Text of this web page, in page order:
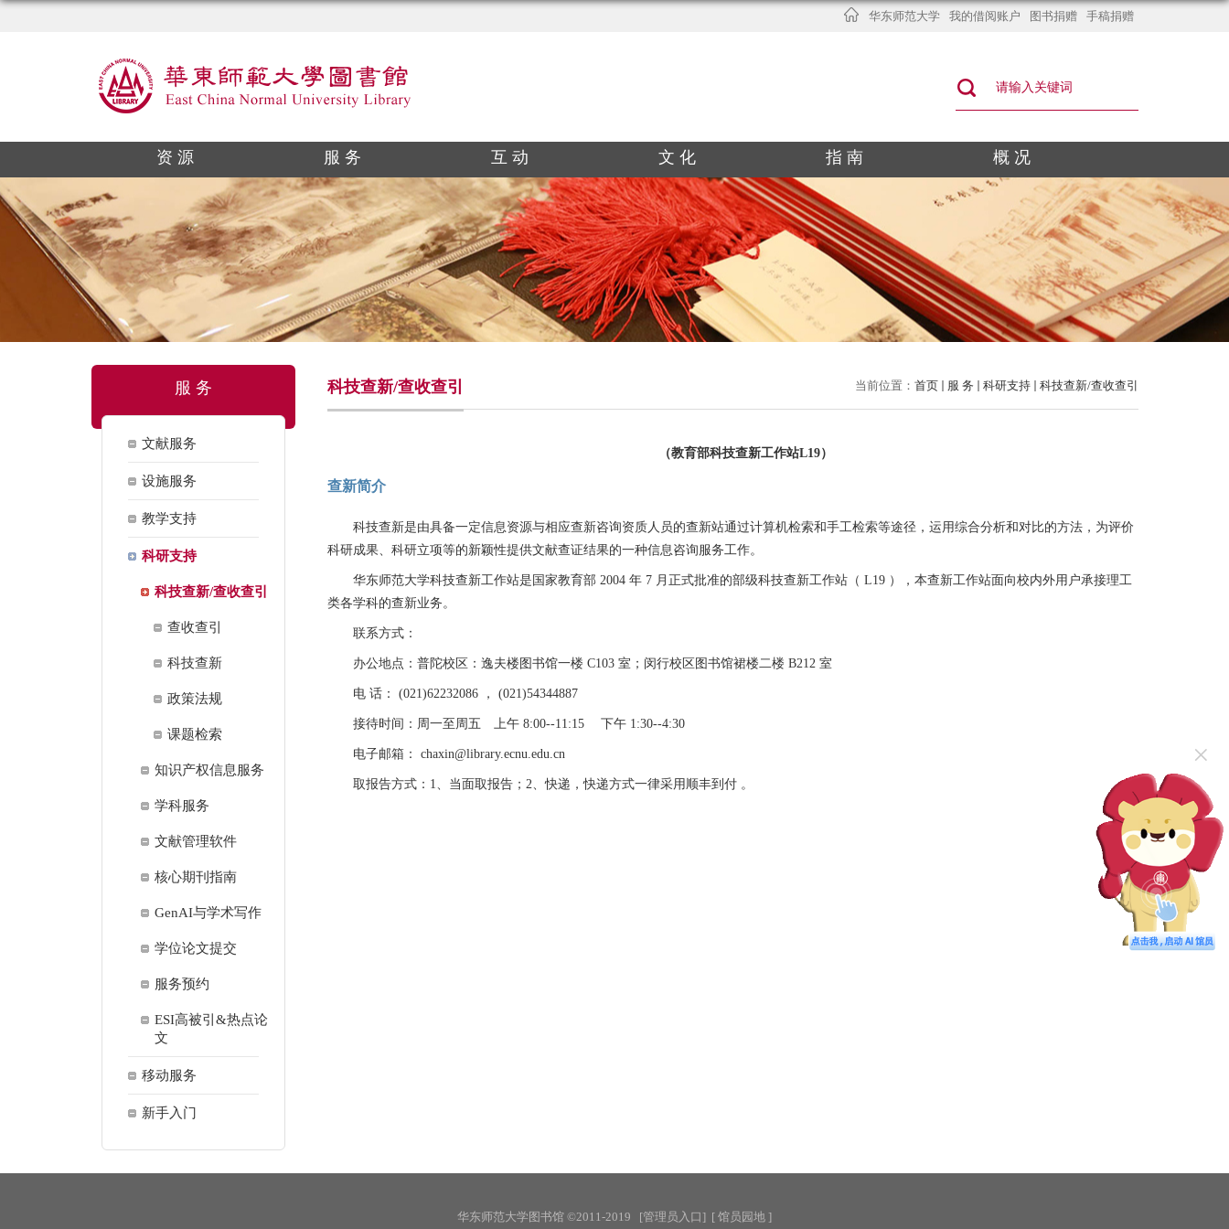
×
华东师范大学 我的借阅账户 图书捐赠 手稿捐赠
资 源 服 务 互 动 文 化 指 南 概 况
服 务
文献服务
设施服务
教学支持
科研支持
科技查新/查收查引
查收查引
科技查新
政策法规
课题检索
知识产权信息服务
学科服务
文献管理软件
核心期刊指南
GenAI与学术写作
学位论文提交
服务预约
ESI高被引&热点论
文
移动服务
新手入门
当前位置： 首页 服 务 科研支持 科技查新/查收查引
科技查新/查收查引
（教育部科技查新工作站L19）
查新简介
科技查新是由具备一定信息资源与相应查新咨询资质人员的查新站通过计算机检索和手工检索等途径，运用综合分析和对比的方法，为评价
科研成果、科研立项等的新颖性提供文献查证结果的一种信息咨询服务工作。
华东师范大学科技查新工作站是国家教育部 2004 年 7 月正式批准的部级科技查新工作站（ L19 ），本查新工作站面向校内外用户承接理工
类各学科的查新业务。
联系方式：
办公地点：普陀校区：逸夫楼图书馆一楼 C103 室；闵行校区图书馆裙楼二楼 B212 室
电 话： (021)62232086 ， (021)54344887
接待时间：周一至周五 上午 8:00--11:15 下午 1:30--4:30
电子邮箱： chaxin@library.ecnu.edu.cn
取报告方式：1、当面取报告；2、快递，快递方式一律采用顺丰到付 。
华东师范大学图书馆 ©2011-2019 [管理员入口] [ 馆员园地 ]